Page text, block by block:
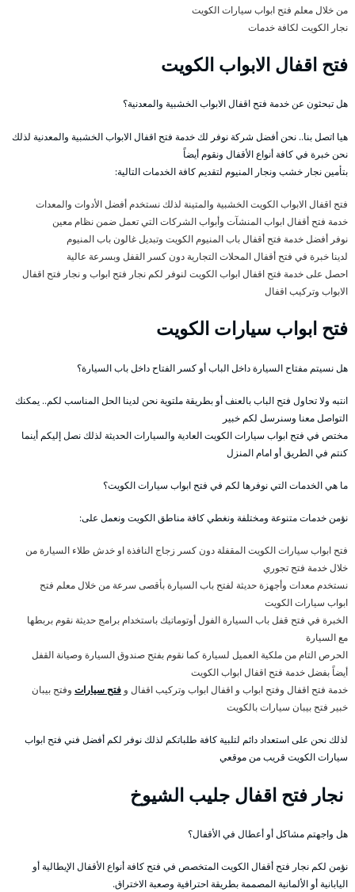
من خلال معلم فتح ابواب سيارات الكويت
نجار الكويت لكافة خدمات
فتح اقفال الابواب الكويت
هل تبحثون عن خدمة فتح اقفال الابواب الخشبية والمعدنية؟
هيا اتصل بنا.. نحن أفضل شركة نوفر لك خدمة فتح اقفال الابواب الخشبية والمعدنية لذلك
نحن خبرة في كافة أنواع الأقفال ونقوم أيضاً
بتأمين نجار خشب ونجار المنيوم لتقديم كافة الخدمات التالية:
فتح اقفال الابواب الكويت الخشبية والمتينة لذلك نستخدم أفضل الأدوات والمعدات
خدمة فتح أقفال ابواب المنشآت وأبواب الشركات التي تعمل ضمن نظام معين
نوفر أفضل خدمة فتح أقفال باب المنيوم الكويت وتبديل غالون باب المنيوم
لدينا خبرة في فتح أقفال المحلات التجارية دون كسر القفل وبسرعة عالية
احصل على خدمة فتح اقفال ابواب الكويت لنوفر لكم نجار فتح ابواب و نجار فتح اقفال
الابواب وتركيب اقفال
فتح ابواب سيارات الكويت
هل نسيتم مفتاح السيارة داخل الباب أو كسر الفتاح داخل باب السيارة؟
انتبه ولا تحاول فتح الباب بالعنف أو بطريقة ملتوية نحن لدينا الحل المناسب لكم.. يمكنك
التواصل معنا وسنرسل لكم خبير
مختص في فتح ابواب سيارات الكويت العادية والسيارات الحديثة لذلك نصل إليكم أينما
كنتم في الطريق أو امام المنزل
ما هي الخدمات التي نوفرها لكم في فتح ابواب سيارات الكويت؟
نؤمن خدمات متنوعة ومختلفة ونغطي كافة مناطق الكويت ونعمل على:
فتح ابواب سيارات الكويت المقفلة دون كسر زجاج النافذة او خدش طلاء السيارة من
خلال خدمة فتح تجوري
نستخدم معدات وأجهزة حديثة لفتح باب السيارة بأقصى سرعة من خلال معلم فتح
ابواب سيارات الكويت
الخبرة في فتح قفل باب السيارة الفول أوتوماتيك باستخدام برامج حديثة نقوم بربطها
مع السيارة
الحرص التام من ملكية العميل لسيارة كما نقوم بفتح صندوق السيارة وصيانة القفل
أيضاً بفضل خدمة فتح اقفال ابواب الكويت
خدمة فتح اقفال وفتح ابواب و اقفال ابواب وتركيب اقفال و فتح سيارات وفتح بيبان
خبير فتح بيبان سيارات بالكويت
لذلك نحن على استعداد دائم لتلبية كافة طلباتكم لذلك نوفر لكم أفضل فني فتح ابواب
سيارات الكويت قريب من موقعي
نجار فتح اقفال جليب الشيوخ
هل واجهتم مشاكل أو أعطال في الأقفال؟
نؤمن لكم نجار فتح أقفال الكويت المتخصص في فتح كافة أنواع الأقفال الإيطالية أو
اليابانية أو الألمانية المصممة بطريقة احترافية وصعبة الاختراق.